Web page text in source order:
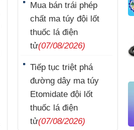
Mua bán trái phép
chất ma túy đội lốt
thuốc lá điện
tử(07/08/2026)
Tiếp tục triệt phá
đường dây ma túy
Etomidate đội lốt
thuốc lá điện
tử(07/08/2026)